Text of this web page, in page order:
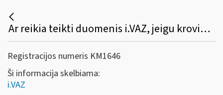
Ar reikia teikti duomenis i.VAZ, jeigu krovinio siuntėjas savo transportu veža prekes pirkėjui?
Registracijos numeris KM1646
Ši informacija skelbiama:
i.VAZ